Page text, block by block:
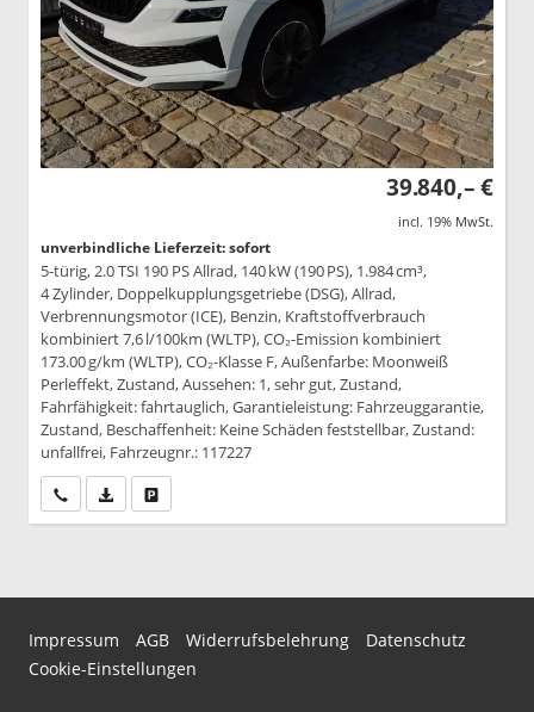
39.840,– €
incl. 19% MwSt.
unverbindliche Lieferzeit: sofort
5-türig, 2.0 TSI 190 PS Allrad, 140 kW (190 PS), 1.984 cm³,
4 Zylinder, Doppelkupplungsgetriebe (DSG), Allrad,
Verbrennungsmotor (ICE), Benzin, Kraftstoffverbrauch
kombiniert 7,6 l/100km (WLTP), CO₂-Emission kombiniert
173.00 g/km (WLTP), CO₂-Klasse F, Außenfarbe: Moonweiß
Perleffekt, Zustand, Aussehen: 1, sehr gut, Zustand,
Fahrfähigkeit: fahrtauglich, Garantieleistung: Fahrzeuggarantie,
Zustand, Beschaffenheit: Keine Schäden feststellbar, Zustand:
unfallfrei, Fahrzeugnr.: 117227
Wir rufen Sie anPDF-Datei, Fahrzeugexposé drucken
Impressum AGB Widerrufsbelehrung
Datenschutz
Cookie-Einstellungen